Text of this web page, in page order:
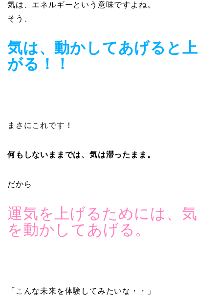
気は、エネルギーという意味ですよね。
そう、
気は、動かしてあげると上
がる！！
まさにこれです！
何もしないままでは、気は滞ったまま。
だから
運気を上げるためには、気
を動かしてあげる。
「こんな未来を体験してみたいな・・」